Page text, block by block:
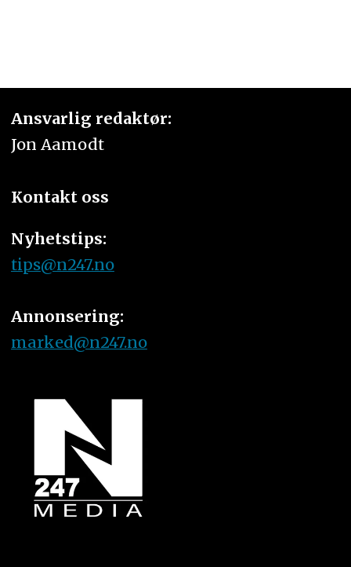
Ansvarlig redaktør:
Jon Aamodt
Kontakt oss
Nyhetstips:
tips@n247.no
Annonsering:
marked@n247.no